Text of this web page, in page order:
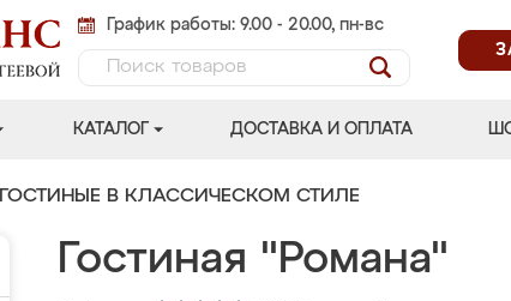
График работы: 9.00 - 20.00, пн-вс
КАТАЛОГ ДОСТАВКА И ОПЛАТА
ГОСТИНЫЕ В КЛАССИЧЕСКОМ СТИЛЕ
Гостиная "Романа"